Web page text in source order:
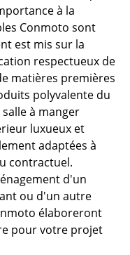
à la
Conmoto sont
est mis sur la
respectueux de
matières premières
polyvalente du
à manger
luxueux et
adaptées à
contractuel.
d'un
ou d'un autre
élaboreront
pour votre projet